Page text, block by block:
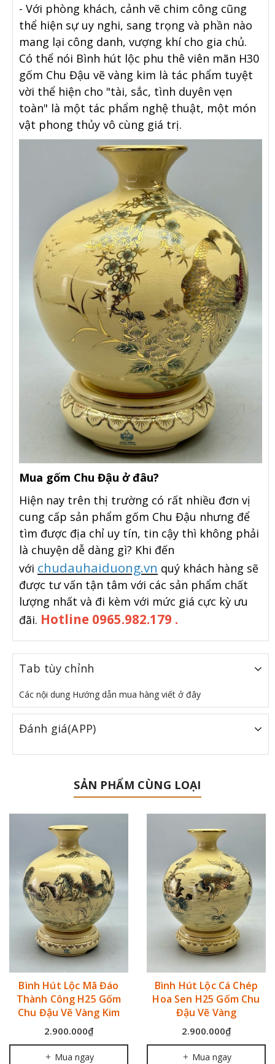
- Với phòng khách, cảnh vẽ chim công cũng
thể hiện sự uy nghi, sang trọng và phần nào
mang lại công danh, vượng khí cho gia chủ.
Có thể nói Bình hút lộc phu thê viên mãn H30
gốm Chu Đậu vẽ vàng kim là tác phẩm tuyệt
vời thể hiện cho "tài, sắc, tình duyên vẹn
toàn" là một tác phẩm nghệ thuật, một món
vật phong thủy vô cùng giá trị.
Mua gốm Chu Đậu ở đâu?
Hiện nay trên thị trường có rất nhiều đơn vị
cung cấp sản phẩm gốm Chu Đậu nhưng để
tìm được địa chỉ uy tín, tin cậy thì không phải
là chuyện dễ dàng gì? Khi đến
với chudauhaiduong.vn quý khách hàng sẽ
được tư vấn tận tâm với các sản phẩm chất
lượng nhất và đi kèm với mức giá cực kỳ ưu
đãi. Hotline 0965.982.179 .
Tab tùy chỉnh
Các nội dung Hướng dẫn mua hàng viết ở đây
Đánh giá(APP)
SẢN PHẨM CÙNG LOẠI
Bình Hút Lộc Mã Đáo
Thành Công H25 Gốm
Chu Đậu Vẽ Vàng Kim
2.900.000₫
Mua ngay
Bình Hút Lộc Cá Chép
Hoa Sen H25 Gốm Chu
Đậu Vẽ Vàng
2.900.000₫
Mua ngay